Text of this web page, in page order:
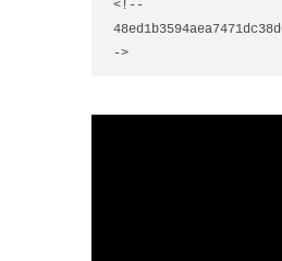
<!--
->